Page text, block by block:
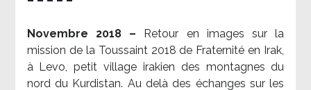
Novembre 2018 –
Retour en images sur la
mission de la Toussaint 2018 de Fraternité en Irak,
à Levo, petit village irakien des montagnes du
nord du Kurdistan. Au delà des échanges sur les